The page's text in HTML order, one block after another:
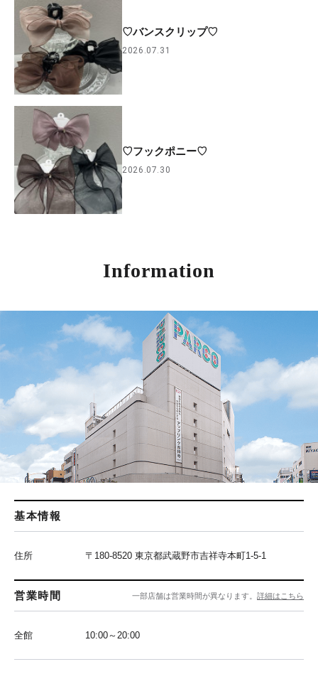
♡バンスクリップ♡
2026.07.31
♡フックポニー♡
2026.07.30
Information
基本情報
住所 〒180-8520 東京都武蔵野市吉祥寺本町1-5-1
営業時間 一部店舗は営業時間が異なります。 詳細はこちら
全館 10:00～20:00